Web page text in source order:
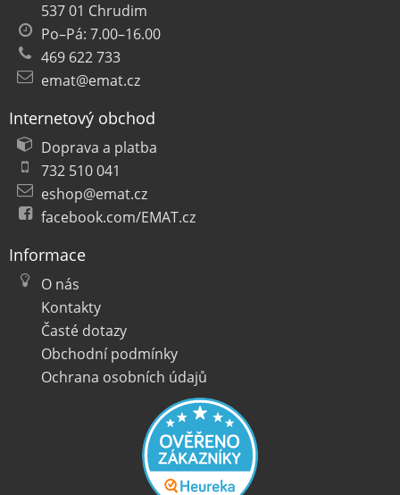
537 01 Chrudim
Po–Pá: 7.00–16.00
469 622 733
emat@emat.cz
Internetový obchod
Doprava a platba
732 510 041
eshop@emat.cz
facebook.com/EMAT.cz
Informace
O nás
Kontakty
Časté dotazy
Obchodní podmínky
Ochrana osobních údajů